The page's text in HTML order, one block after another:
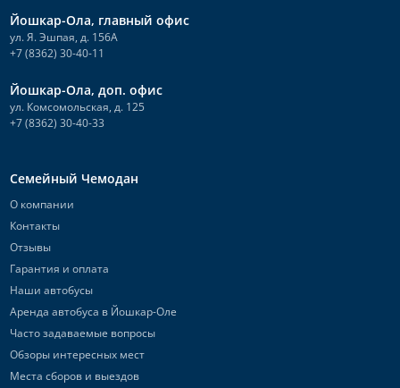
Йошкар-Ола, главный офис
ул. Я. Эшпая, д. 156А
+7 (8362) 30-40-11
Йошкар-Ола, доп. офис
ул. Комсомольская, д. 125
+7 (8362) 30-40-33
Семейный Чемодан
О компании
Контакты
Отзывы
Гарантия и оплата
Наши автобусы
Аренда автобуса в Йошкар-Оле
Часто задаваемые вопросы
Обзоры интересных мест
Места сборов и выездов